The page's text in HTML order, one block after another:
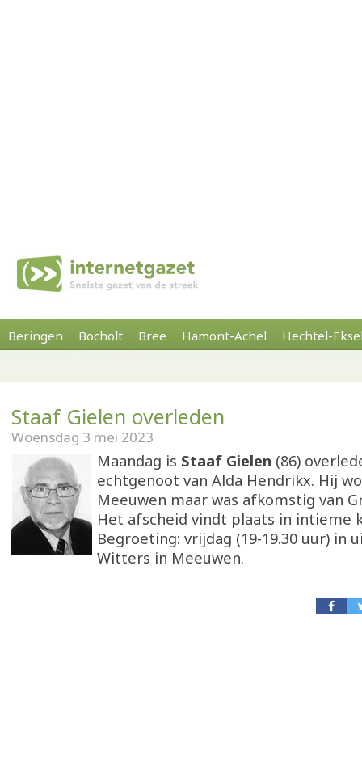
Beringen Bocholt Bree Hamont-Achel Hechtel-
Staaf Gielen overleden
Woensdag 3 mei 2023
Maandag is Staaf Gielen (86)
echtgenoot van Alda Hendrikx. Hij
Meeuwen maar was afkomstig van
Het afscheid vindt plaats in intieme
Begroeting: vrijdag (19-19.30 uur) in
Witters in Meeuwen.